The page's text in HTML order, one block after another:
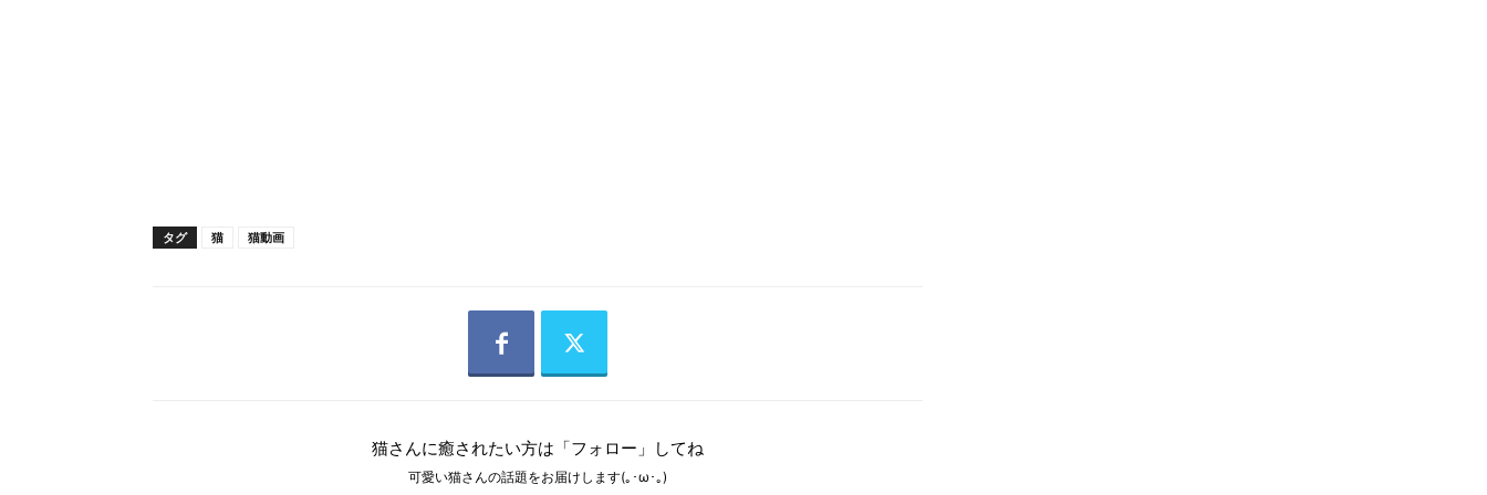
タグ 猫 猫動画
猫さんに癒されたい方は「フォロー」してね
可愛い猫さんの話題をお届けします(｡･ω･｡)